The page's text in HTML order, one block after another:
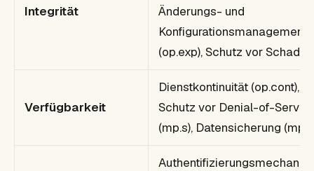
Integrität
Änderungs- und
Konfigurationsmanagement
(op.exp), Schutz vor
Verfügbarkeit
Dienstkontinuität (op.cont),
Schutz vor Denial-of-
(mp.s), Datensicherung